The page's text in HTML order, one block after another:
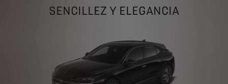
SENCILLEZ Y ELEGANCIA